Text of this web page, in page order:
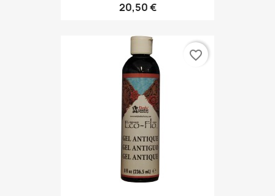
20,50 €
favorite_border